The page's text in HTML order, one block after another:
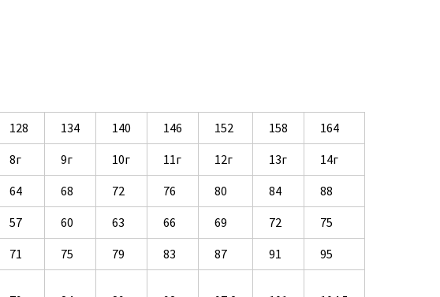
128 134 140 146 152 158
164
8г 9г 10г 11г 12г 13г
14г
64 68 72 76 80 84
88
57 60 63 66 69 72
75
71 75 79 83 87 91
95